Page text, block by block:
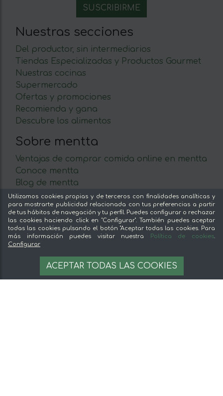
Tienda temporalmente cerrada
Sin stock
AVÍSAME CUANDO ESTÉ DISPONIBLE
Nuestras secciones
Del productor, sin intermediarios
Tiendas Especializadas y Productos Gourmet
Nuestras cocinas
Supermercado
Ofertas y promociones
Recomienda y gana
Descubre los alimentos
Sobre mentta
Ventajas de comprar comida online en mentta
Conoce mentta
Blog de mentta
Vende en mentta
Fidelización
Preguntas frecuentes
Legal
Aviso legal
Términos y condiciones
Pago seguro
Utilizamos cookies propias y de terceros con finalidades analíticas y
para mostrarte publicidad relacionada con tus preferencias a partir
de tus hábitos de navegación y tu perfil. Puedes configurar o rechazar
las cookies haciendo click en "Configurar". También puedes aceptar
todas las cookies pulsando el botón "Aceptar todas las cookies. Para
más información puedes visitar nuestra
Política de cookies.
Configurar
ACEPTAR TODAS LAS COOKIES